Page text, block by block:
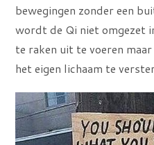
bewegingen zonder een
wordt de Qi niet omgezet
te raken uit te voeren
het eigen lichaam te